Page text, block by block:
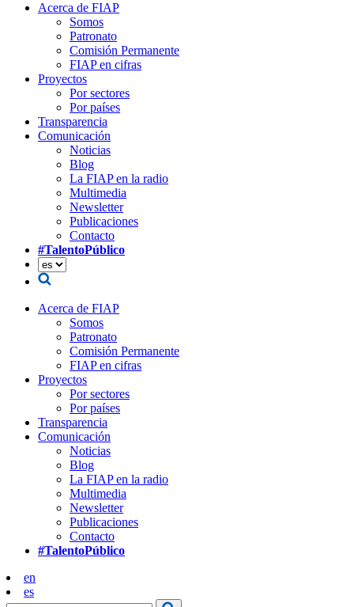
Acerca de FIAP
Somos
Patronato
Comisión Permanente
FIAP en cifras
Proyectos
Por sectores
Por países
Transparencia
Comunicación
Noticias
Blog
La FIAP en la radio
Multimedia
Newsletter
Publicaciones
Contacto
#TalentoPúblico
Acerca de FIAP
Somos
Patronato
Comisión Permanente
FIAP en cifras
Proyectos
Por sectores
Por países
Transparencia
Comunicación
Noticias
Blog
La FIAP en la radio
Multimedia
Newsletter
Publicaciones
Contacto
#TalentoPúblico
en
es